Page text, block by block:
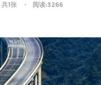
共1张 阅读:3266